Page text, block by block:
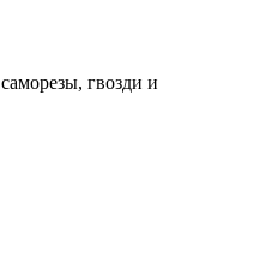
гвозди и